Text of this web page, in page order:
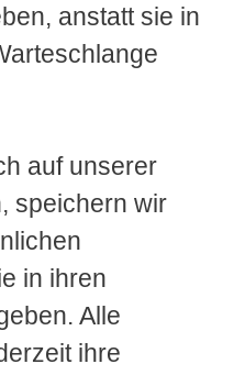
anstatt sie in
auf unserer
speichern wir
in ihren
Alle
ihre